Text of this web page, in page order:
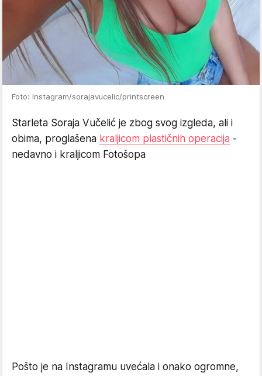
Foto: Instagram/sorajavucelic/printscreen
Starleta Soraja Vučelić je zbog svog izgleda, ali i
obima, proglašena kraljicom plastičnih operacija -
nedavno i kraljicom Fotošopa
Pošto je na Instagramu uvećala i onako ogromne,